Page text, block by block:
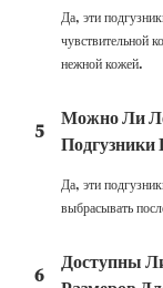
Да, эти
чувствительной
нежной кожей.
5
Можно Ли
Подгузники
Да, эти
выбрасывать
6
Доступны